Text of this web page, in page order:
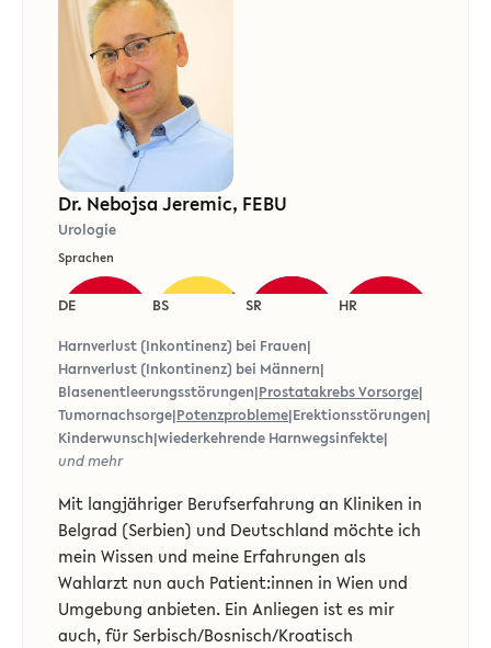
Dr. Nebojsa Jeremic, FEBU
Urologie
Sprachen
DE BS SR
HR
Harnverlust (Inkontinenz) bei Frauen|
Harnverlust (Inkontinenz) bei Männern|
Blasenentleerungsstörungen|Prostatakrebs Vorsorge|
Tumornachsorge|Potenzprobleme|Erektionsstörungen|
Kinderwunsch|wiederkehrende Harnwegsinfekte|
und mehr
Mit langjähriger Berufserfahrung an Kliniken in
Belgrad (Serbien) und Deutschland möchte ich
mein Wissen und meine Erfahrungen als
Wahlarzt nun auch Patient:innen in Wien und
Umgebung anbieten. Ein Anliegen ist es mir
auch, für Serbisch/Bosnisch/Kroatisch